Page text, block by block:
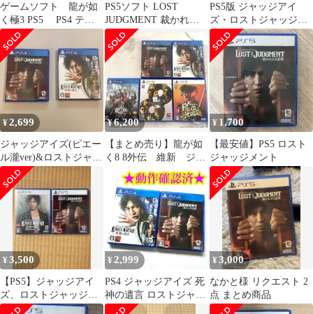
ゲームソフト 龍が如
く極3 PS5 PS4 テレ
ビゲーム セール 値
下げ
PS5ソフト LOST
JUDGMENT 裁かれざ
る記憶
PS5版 ジャッジアイ
ズ・ロストジャッジメ
ント ２本セット
¥2,699
ジャッジアイズ(ピエー
ル瀧ver)&ロストジャッ
ジメント セット
¥6,200
【まとめ売り】龍が如
く8 8外伝 維新 ジャ
ッジアイズ ロストジ
ャッジメント
¥ 1,700
【最安値】PS5 ロスト
ジャッジメント
¥3,500
【PS5】ジャッジアイ
ズ、ロストジャッジメ
ント 2本セット
¥ 2,999
PS4 ジャッジアイズ 死
神の遺言 ロストジャッ
ジメント 裁かれざる記
¥3,000
なかと様 リクエスト 2
点 まとめ商品